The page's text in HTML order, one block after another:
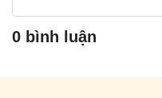
0 bình luận